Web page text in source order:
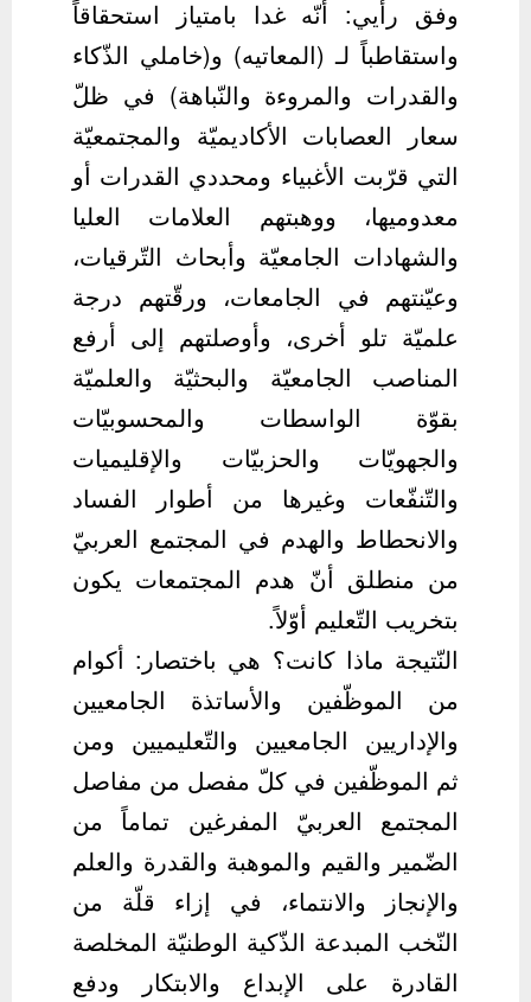
وفق رأيي: أنّه غدا بامتياز استحقاقاً
واستقاطباً لـ (المعاتيه) و(خاملي الذّكاء
والقدرات والمروءة والنّباهة) في ظلّ
سعار العصابات الأكاديميّة والمجتمعيّة
التي قرّبت الأغبياء ومحددي القدرات أو
معدوميها، ووهبتهم العلامات العليا
والشهادات الجامعيّة وأبحاث التّرقيات،
وعيّنتهم في الجامعات، ورقّتهم درجة
علميّة تلو أخرى، وأوصلتهم إلى أرفع
المناصب الجامعيّة والبحثيّة والعلميّة
بقوّة الواسطات والمحسوبيّات
والجهويّات والحزبيّات والإقليميات
والتّنفّعات وغيرها من أطوار الفساد
والانحطاط والهدم في المجتمع العربيّ
من منطلق أنّ هدم المجتمعات يكون
بتخريب التّعليم أوّلاً.
النّتيجة ماذا كانت؟ هي باختصار: أكوام
من الموظّفين والأساتذة الجامعيين
والإداريين الجامعيين والتّعليميين ومن
ثم الموظّفين في كلّ مفصل من مفاصل
المجتمع العربيّ المفرغين تماماً من
الضّمير والقيم والموهبة والقدرة والعلم
والإنجاز والانتماء، في إزاء قلّة من
النّخب المبدعة الذّكية الوطنيّة المخلصة
القادرة على الإبداع والابتكار ودفع